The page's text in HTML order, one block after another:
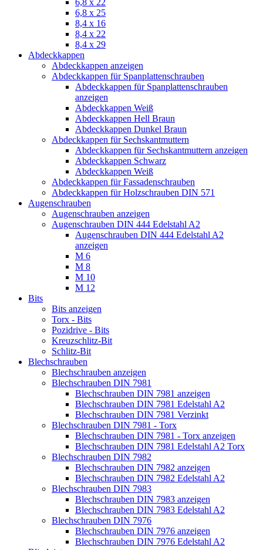
6,8 x 25
8,4 x 16
8,4 x 22
8,4 x 29
Abdeckkappen
Abdeckkappen anzeigen
Abdeckkappen für Spanplattenschrauben
Abdeckkappen für Spanplattenschrauben
anzeigen
Abdeckkappen Weiß
Abdeckkappen Hell Braun
Abdeckkappen Dunkel Braun
Abdeckkappen für Sechskantmuttern
Abdeckkappen für Sechskantmuttern anzeigen
Abdeckkappen Schwarz
Abdeckkappen Weiß
Abdeckkappen für Fassadenschrauben
Abdeckkappen für Holzschrauben DIN 571
Augenschrauben
Augenschrauben anzeigen
Augenschrauben DIN 444 Edelstahl A2
Augenschrauben DIN 444 Edelstahl A2
anzeigen
M 6
M 8
M 10
M 12
Bits
Bits anzeigen
Torx - Bits
Pozidrive - Bits
Kreuzschlitz-Bit
Schlitz-Bit
Blechschrauben
Blechschrauben anzeigen
Blechschrauben DIN 7981
Blechschrauben DIN 7981 anzeigen
Blechschrauben DIN 7981 Edelstahl A2
Blechschrauben DIN 7981 Verzinkt
Blechschrauben DIN 7981 - Torx
Blechschrauben DIN 7981 - Torx anzeigen
Blechschrauben DIN 7981 Edelstahl A2 Torx
Blechschrauben DIN 7982
Blechschrauben DIN 7982 anzeigen
Blechschrauben DIN 7982 Edelstahl A2
Blechschrauben DIN 7983
Blechschrauben DIN 7983 anzeigen
Blechschrauben DIN 7983 Edelstahl A2
Blechschrauben DIN 7976
Blechschrauben DIN 7976 anzeigen
Blechschrauben DIN 7976 Edelstahl A2